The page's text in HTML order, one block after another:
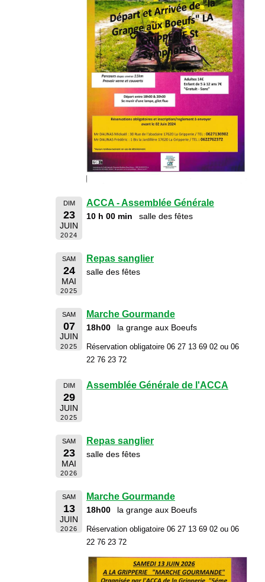
DIM
23
JUIN
2024
ACCA - Assemblée Générale
10 h 00 min salle des fêtes
SAM
24
MAI
2025
Repas sanglier
salle des fêtes
SAM
07
JUIN
2025
Marche Gourmande
18h00 la grange aux Boeufs
Réservation obligatoire 06 27 13 69 02 ou 06
22 76 23 72
DIM
29
JUIN
2025
Assemblée Générale de l'ACCA
SAM
23
MAI
2026
Repas sanglier
salle des fêtes
SAM
13
JUIN
2026
Marche Gourmande
18h00 la grange aux Boeufs
Réservation obligatoire 06 27 13 69 02 ou 06
22 76 23 72